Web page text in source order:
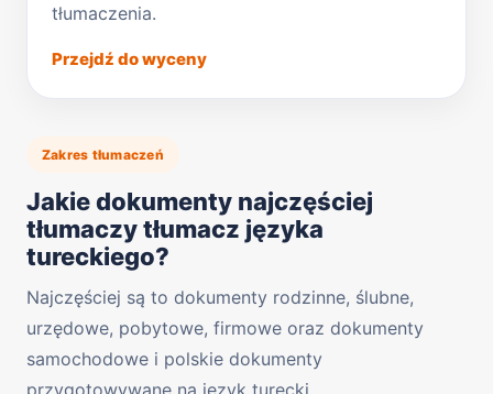
tłumaczenia.
Przejdź do wyceny
Zakres tłumaczeń
Jakie dokumenty najczęściej
tłumaczy tłumacz języka
tureckiego?
Najczęściej są to dokumenty rodzinne, ślubne,
urzędowe, pobytowe, firmowe oraz dokumenty
samochodowe i polskie dokumenty
przygotowywane na język turecki.